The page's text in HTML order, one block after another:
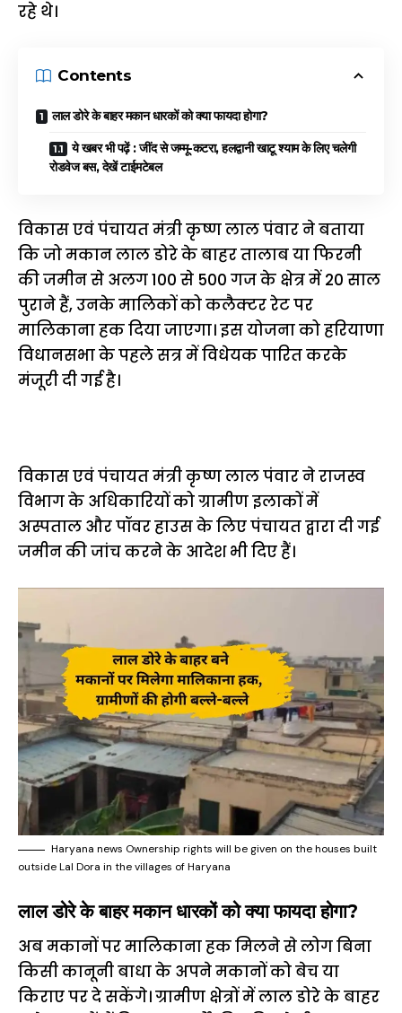
रहे थे।
Contents
लाल डोरे के बाहर मकान धारकों को क्या फायदा होगा?
ये खबर भी पढ़ें : जींद से जम्मू-कटरा, हलद्वानी खाटू श्याम के लिए चलेगी
रोडवेज बस, देखें टाईमटेबल
विकास एवं पंचायत मंत्री कृष्ण लाल पंवार ने बताया
कि जो मकान लाल डोरे के बाहर तालाब या फिरनी
की जमीन से अलग 100 से 500 गज के क्षेत्र में 20 साल
पुराने हैं, उनके मालिकों को कलैक्टर रेट पर
मालिकाना हक दिया जाएगा। इस योजना को हरियाणा
विधानसभा के पहले सत्र में विधेयक पारित करके
मंजूरी दी गई है।
विकास एवं पंचायत मंत्री कृष्ण लाल पंवार ने राजस्व
विभाग के अधिकारियों को ग्रामीण इलाकों में
अस्पताल और पॉवर हाउस के लिए पंचायत द्वारा दी गई
जमीन की जांच करने के आदेश भी दिए हैं।
Haryana news Ownership rights will be given on the houses built
outside Lal Dora in the villages of Haryana
लाल डोरे के बाहर मकान धारकों को क्या फायदा होगा?
अब मकानों पर मालिकाना हक मिलने से लोग बिना
किसी कानूनी बाधा के अपने मकानों को बेच या
किराए पर दे सकेंगे। ग्रामीण क्षेत्रों में लाल डोरे के बाहर